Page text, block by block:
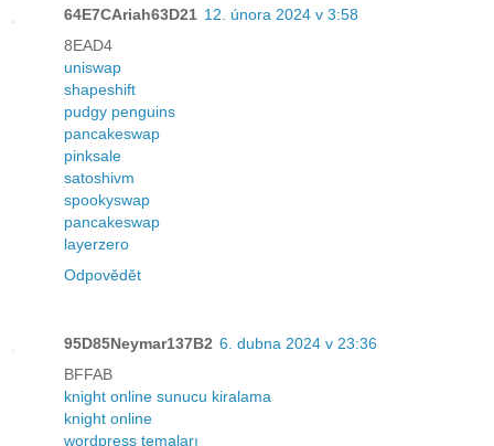
64E7CAriah63D21 12. února 2024 v 3:58
8EAD4
uniswap
shapeshift
pudgy penguins
pancakeswap
pinksale
satoshivm
spookyswap
pancakeswap
layerzero
Odpovědět
95D85Neymar137B2 6. dubna 2024 v 23:36
BFFAB
knight online sunucu kiralama
knight online
wordpress temaları